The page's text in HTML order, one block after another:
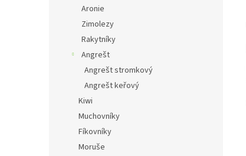
Aronie
Zimolezy
Rakytníky
Angrešt
Angrešt stromkový
Angrešt keřový
Kiwi
Muchovníky
Fíkovníky
Moruše